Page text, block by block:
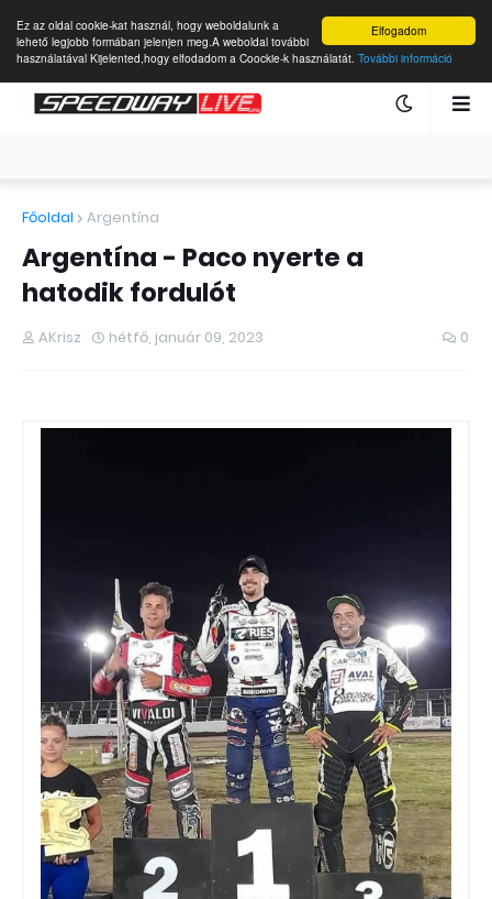
Elfogadom
Ez az oldal cookie-kat használ, hogy weboldalunk a
lehető legjobb formában jelenjen meg.A weboldal további
használatával Kijelented,hogy elfodadom a Coockie-k használatát. További információ
Főoldal Argentína
Argentína - Paco nyerte a
hatodik fordulót
AKrisz hétfő, január 09, 2023 0